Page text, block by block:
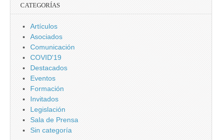
CATEGORÍAS
Artículos
Asociados
Comunicación
COVID'19
Destacados
Eventos
Formación
Invitados
Legislación
Sala de Prensa
Sin categoría